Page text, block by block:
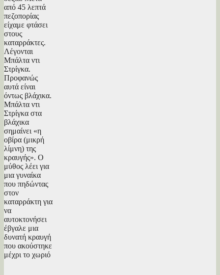
από 45 λεπτά
πεζοπορίας
είχαμε φτάσει
στους
καταρράκτες.
Λέγονται
Μπάλτα ντι
Στρίγκα.
Προφανώς
αυτά είναι
όντως βλάχικα.
Μπάλτα ντι
Στρίγκα στα
βλάχικα
σημαίνει «η
οβίρα (μικρή
λίμνη) της
κραυγής». Ο
μύθος λέει για
μια γυναίκα
που πηδώντας
στον
καταρράκτη για
να
αυτοκτονήσει
έβγαλε μια
δυνατή κραυγή
που ακούστηκε
μέχρι το χωριό